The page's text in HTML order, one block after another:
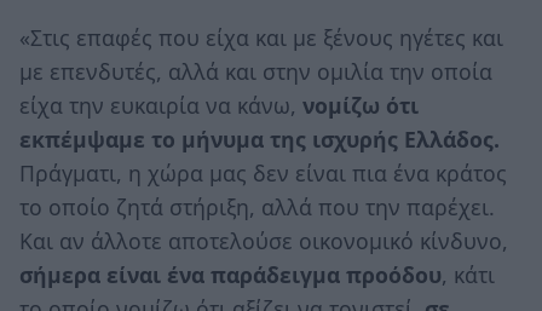
«Στις επαφές που είχα και με ξένους ηγέτες και
με επενδυτές, αλλά και στην ομιλία την οποία
είχα την ευκαιρία να κάνω, νομίζω ότι
εκπέμψαμε το μήνυμα της ισχυρής Ελλάδος.
Πράγματι, η χώρα μας δεν είναι πια ένα κράτος
το οποίο ζητά στήριξη, αλλά που την παρέχει.
Kαι αν άλλοτε αποτελούσε οικονομικό κίνδυνο,
σήμερα είναι ένα παράδειγμα προόδου, κάτι